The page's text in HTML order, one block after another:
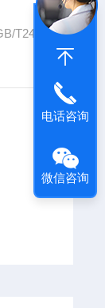
T242
电话咨询
微信咨询